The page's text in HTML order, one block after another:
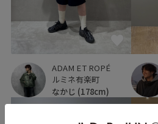
ADAM ET ROPÉ
ルミネ有楽町
なかじ (178cm)